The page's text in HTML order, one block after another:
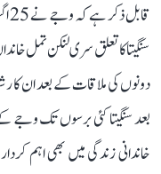
سنگیتا کا تعلق سری لنکن تمل
دونوں کی ملاقات کے بعد ان کا
بعد سنگیتا کئی برسوں تک وجے